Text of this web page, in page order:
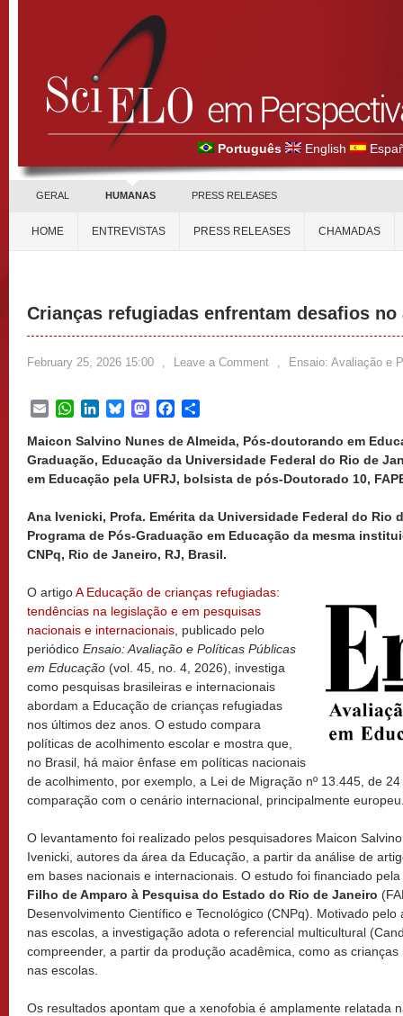
Português English
GERAL HUMANAS PRESS RELEASES
HOME ENTREVISTAS PRESS RELEASES CHAMADAS
Crianças refugiadas enfrentam desafios
February 25, 2026 15:00 , Leave a Comment , Ensaio: Avaliação e
EmailWhatsApp
LinkedInBlueskyMastodonFacebook
Maicon Salvino Nunes de Almeida, Pós-doutorando em
Graduação, Educação da Universidade Federal do Rio de
em Educação pela UFRJ, bolsista de pós-Doutorado 10,
Ana Ivenicki, Profa. Emérita da Universidade Federal do Rio
Programa de Pós-Graduação em Educação da mesma
CNPq, Rio de Janeiro, RJ, Brasil.
O artigoA Educação de crianças refugiadas:
tendências na legislação e em pesquisas
nacionais e internacionais , publicado pelo
periódico Ensaio: Avaliação e Políticas Públicas
em Educação (vol. 45, no. 4, 2026), investiga
como pesquisas brasileiras e internacionais
abordam a Educação de crianças refugiadas
nos últimos dez anos. O estudo compara
políticas de acolhimento escolar e mostra que,
no Brasil, há maior ênfase em políticas nacionais
de acolhimento, por exemplo, a Lei de Migração nº 13.445, de
comparação com o cenário internacional, principalmente
O levantamento foi realizado pelos pesquisadores Maicon
Ivenicki, autores da área da Educação, a partir da análise de
em bases nacionais e internacionais. O estudo foi financiado pela
Filho de Amparo à Pesquisa do Estado do Rio de Janeiro
Desenvolvimento Científico e Tecnológico (CNPq). Motivado
nas escolas, a investigação adota o referencial multicultural
compreender, a partir da produção acadêmica, como as
nas escolas.
Os resultados apontam que a xenofobia é amplamente relatada